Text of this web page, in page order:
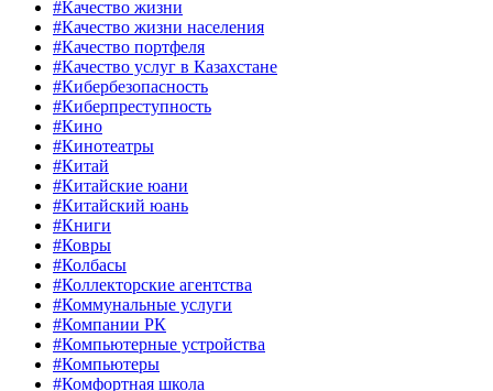
#Качество жизни
#Качество жизни населения
#Качество портфеля
#Качество услуг в Казахстане
#Кибербезопасность
#Киберпреступность
#Кино
#Кинотеатры
#Китай
#Китайские юани
#Китайский юань
#Книги
#Ковры
#Колбасы
#Коллекторские агентства
#Коммунальные услуги
#Компании РК
#Компьютерные устройства
#Компьютеры
#Комфортная школа